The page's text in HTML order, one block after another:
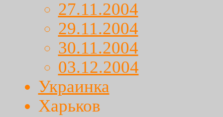
27.11.2004
29.11.2004
30.11.2004
03.12.2004
Украинка
Харьков